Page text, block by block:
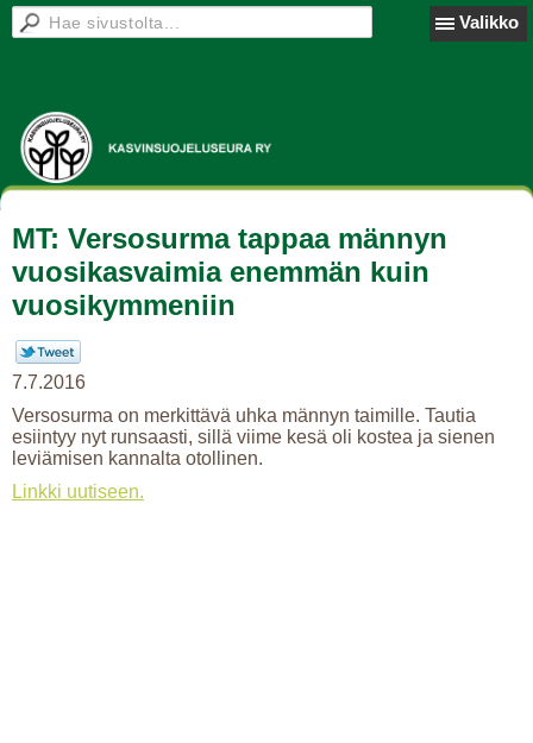
Valikko
MT: Versosurma tappaa männyn
vuosikasvaimia enemmän kuin
vuosikymmeniin
7.7.2016
Versosurma on merkittävä uhka männyn taimille. Tautia
esiintyy nyt runsaasti, sillä viime kesä oli kostea ja sienen
leviämisen kannalta otollinen.
Linkki uutiseen.